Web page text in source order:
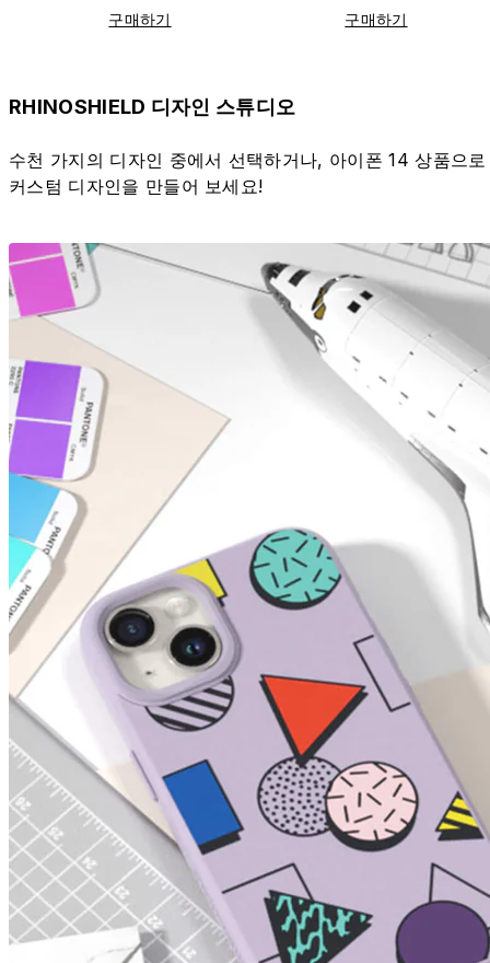
구매하기 구매하기
RHINOSHIELD 디자인 스튜디오
수천 가지의 디자인 중에서 선택하거나, 아이폰 14 상품으로
커스텀 디자인을 만들어 보세요!